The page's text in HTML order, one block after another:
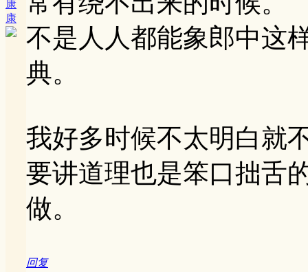
康
康
不是人人都能象郎中这
典。
我好多时候不太明白就
要讲道理也是笨口拙舌
做。
回复